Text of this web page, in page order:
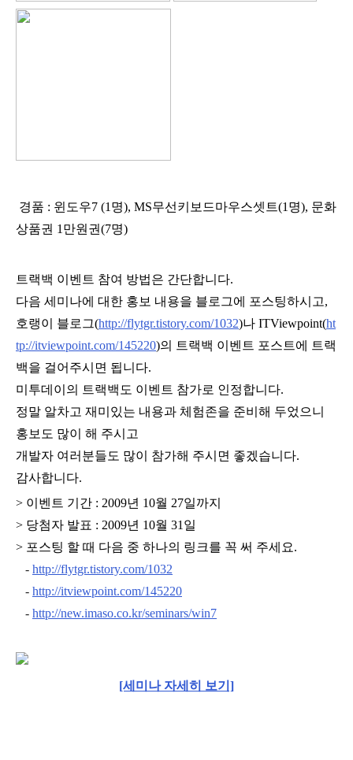
경품 : 윈도우7 (1명), MS무선키보드마우스셋트(1명), 문화
상품권 1만원권(7명)
트랙백 이벤트 참여 방법은 간단합니다.
다음 세미나에 대한 홍보 내용을 블로그에 포스팅하시고,
호랭이 블로그(http://flytgr.tistory.com/1032)나 ITViewpoint(ht
tp://itviewpoint.com/145220)의 트랙백 이벤트 포스트에 트랙
백을 걸어주시면 됩니다.
미투데이의 트랙백도 이벤트 참가로 인정합니다.
정말 알차고 재미있는 내용과 체험존을 준비해 두었으니
홍보도 많이 해 주시고
개발자 여러분들도 많이 참가해 주시면 좋겠습니다.
감사합니다.
> 이벤트 기간 : 2009년 10월 27일까지
> 당첨자 발표 : 2009년 10월 31일
> 포스팅 할 때 다음 중 하나의 링크를 꼭 써 주세요.
- http://flytgr.tistory.com/1032
- http://itviewpoint.com/145220
- http://new.imaso.co.kr/seminars/win7
[세미나 자세히 보기]